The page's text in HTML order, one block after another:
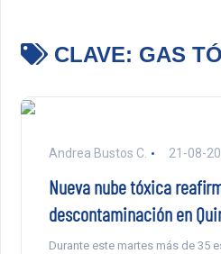
CLAVE: GAS
Andrea Bustos C. 21-08-
Nueva nube tóxica
descontaminación en
Durante este martes más de 35